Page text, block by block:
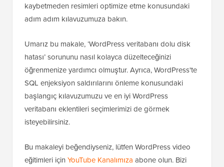
kaybetmeden resimleri optimize etme konusundaki
adım adım kılavuzumuza bakın.
Umarız bu makale, ‘WordPress veritabanı dolu disk
hatası’ sorununu nasıl kolayca düzelteceğinizi
öğrenmenize yardımcı olmuştur. Ayrıca, WordPress'te
SQL enjeksiyon saldırılarını önleme konusundaki
başlangıç kılavuzumuzu ve en iyi WordPress
veritabanı eklentileri seçimlerimizi de görmek
isteyebilirsiniz.
Bu makaleyi beğendiyseniz, lütfen WordPress video
eğitimleri için YouTube Kanalımıza abone olun. Bizi